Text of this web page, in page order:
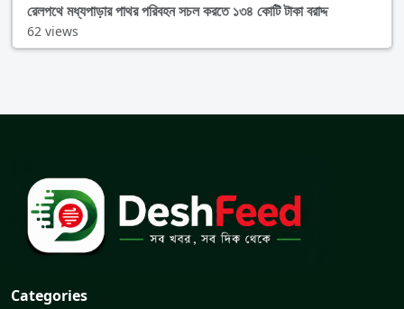
রেলপথে মধ্যপাড়ার পাথর পরিবহন সচল করতে ১৩৪ কোটি টাকা বরাদ্দ
62 views
Categories